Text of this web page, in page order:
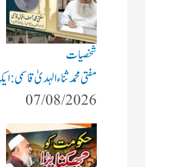
شخصیات
مفتی محمد ثناء الہدیٰ
07/08/2026